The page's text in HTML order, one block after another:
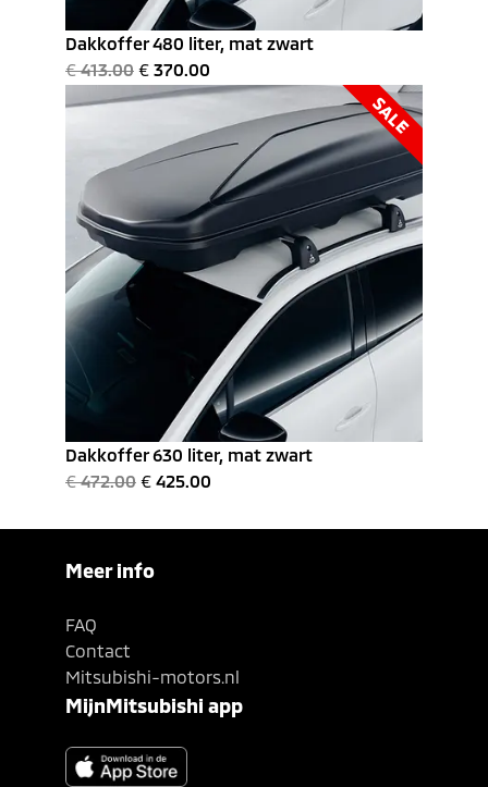
Dakkoffer 480 liter, mat zwart
€ 413.00 € 370.00
SALE
Dakkoffer 630 liter, mat zwart
€ 472.00 € 425.00
Meer info
FAQ
Contact
Mitsubishi-motors.nl
MijnMitsubishi app